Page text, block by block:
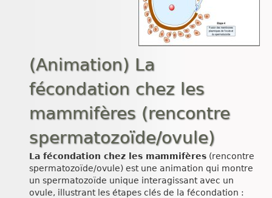
(Animation) La
fécondation chez les
mammifères (rencontre
spermatozoïde/ovule)
La fécondation chez les mammifères (rencontre
spermatozoïde/ovule) est une animation qui montre
un spermatozoïde unique interagissant avec un
ovule, illustrant les étapes clés de la fécondation :